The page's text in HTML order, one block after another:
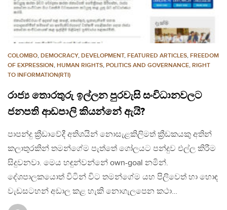
COLOMBO, DEMOCRACY, DEVELOPMENT, FEATURED ARTICLES, FREEDOM
OF EXPRESSION, HUMAN RIGHTS, POLITICS AND GOVERNANCE, RIGHT
TO INFORMATION(RTI)
රාජ්‍ය තොරතුරු ඉල්ලන පුරවැසි සංවිධානවලට
ජනපති ආඩපාලි කියන්නේ ඇයි?
පාපන්දු ක්‍රීඩාවේදී අතිශයින් නොසැළකිලිමත් ක්‍රීඩකයකු අතින්
කලාතුරකින් තමන්ගේම පැත්තේ ගෝලයට පන්දුව එල්ල කිරීම
සිදුවනවා. මෙය හඳුන්වන්නේ own-goal නමින්.
දේශපාලකයොත් විටින් විට තමන්ගේම යහ පිලිවෙත් හා හොඳ
වැඩසටහන් අඩාල කළ හැකි නොගැලපෙන කථා…